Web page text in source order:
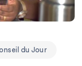
du Jour